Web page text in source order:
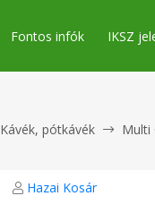
Fontos infók IKSZ
Kávék, pótkávék Multi
Hazai Kosár